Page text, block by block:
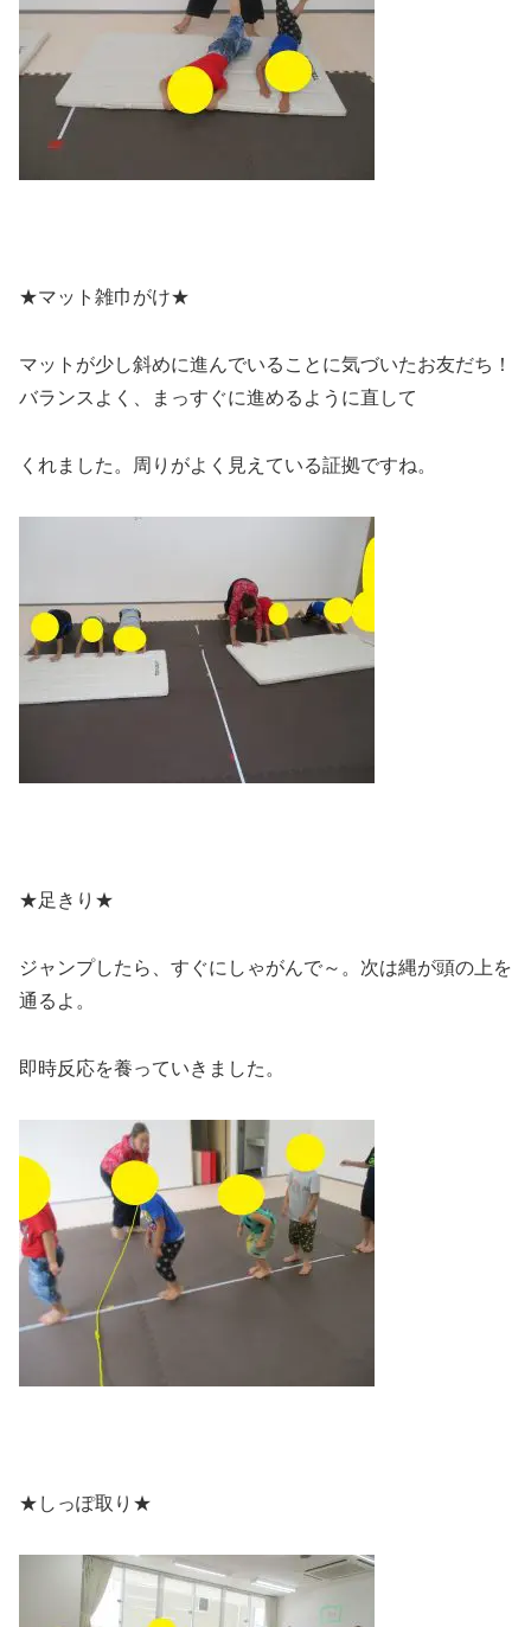
★マット雑巾がけ★
マットが少し斜めに進んでいることに気づいたお友だち！
バランスよく、まっすぐに進めるように直して
くれました。周りがよく見えている証拠ですね。
★足きり★
ジャンプしたら、すぐにしゃがんで～。次は縄が頭の上を
通るよ。
即時反応を養っていきました。
★しっぽ取り★